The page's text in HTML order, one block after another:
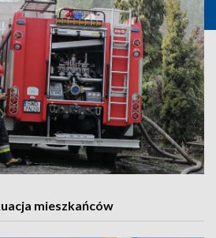
mieszkańców